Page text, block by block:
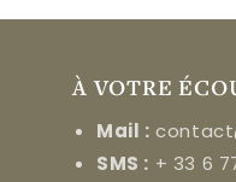
À VOTRE
Mail :
SMS : + 33 6